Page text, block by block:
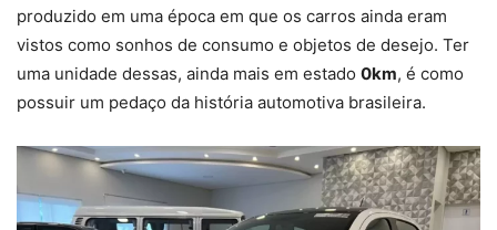
produzido em uma época em que os carros ainda eram
vistos como sonhos de consumo e objetos de desejo. Ter
uma unidade dessas, ainda mais em estado 0km, é como
possuir um pedaço da história automotiva brasileira.